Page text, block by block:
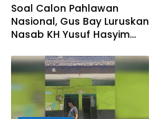
Soal Calon Pahlawan
Nasional, Gus Bay Luruskan
Nasab KH Yusuf Hasyim